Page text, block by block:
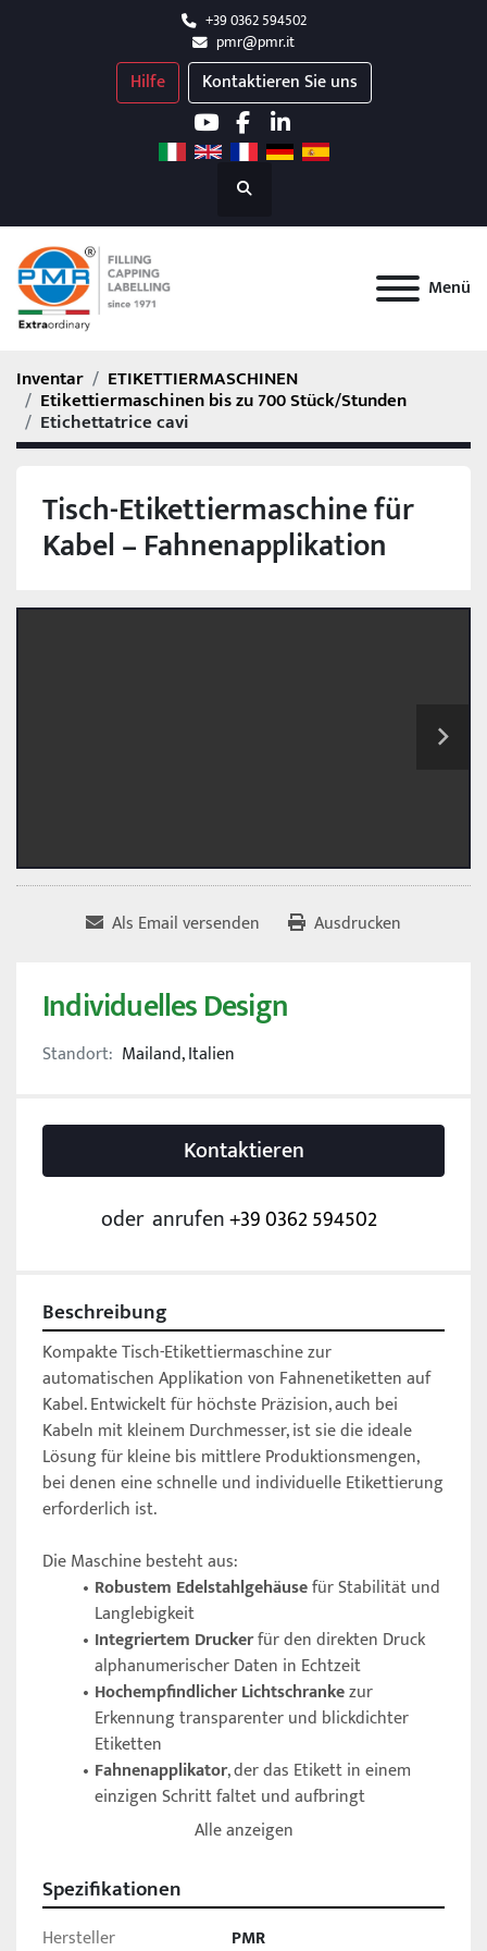
+39 0362 594502
pmr@pmr.it
Hilfe Kontaktieren Sie uns
youtube
facebook
linkedin
Suchen
Menü
Inventar ETIKETTIERMASCHINEN
Etikettiermaschinen bis zu 700 Stück/Stunden
Etichettatrice cavi
Tisch-Etikettiermaschine für
Kabel – Fahnenapplikation
Als Email versenden Ausdrucken
Individuelles Design
Standort: Mailand, Italien
Kontaktieren
oder anrufen+39 0362 594502
Beschreibung
Kompakte Tisch-Etikettiermaschine zur
automatischen Applikation von Fahnenetiketten auf
Kabel. Entwickelt für höchste Präzision, auch bei
Kabeln mit kleinem Durchmesser, ist sie die ideale
Lösung für kleine bis mittlere Produktionsmengen,
bei denen eine schnelle und individuelle Etikettierung
erforderlich ist.
Die Maschine besteht aus:
Robustem Edelstahlgehäuse für Stabilität und
Langlebigkeit
Integriertem Drucker für den direkten Druck
alphanumerischer Daten in Echtzeit
Hochempfindlicher Lichtschranke zur
Erkennung transparenter und blickdichter
Etiketten
Fahnenapplikator, der das Etikett in einem
einzigen Schritt faltet und aufbringt
Die Tisch-Etikettiermaschine ist kompatibel mit
Kabeln von 5 mm bis 14 mm Durchmesser
verarbeitet Etiketten im Format 90 x 25 mm.
Alle anzeigen
Spezifikationen
Hersteller PMR